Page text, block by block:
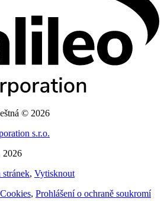
© 2026
s.r.o.
2026
stránek, Vytisknout
Cookies, Prohlášení o ochraně soukromí